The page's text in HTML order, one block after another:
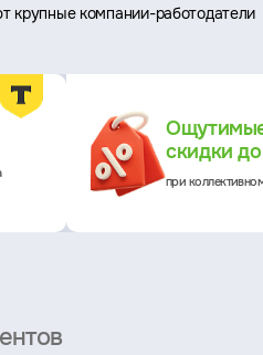
крупные компании-работодатели
скидки
при